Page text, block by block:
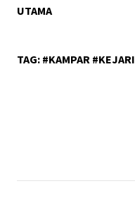
UTAMA
TAG: #KAMPAR #KEJARI